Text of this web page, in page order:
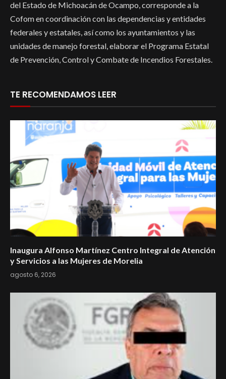
del Estado de Michoacán de Ocampo, corresponde a la
Cofom en coordinación con las dependencias y entidades
federales y estatales, así como los ayuntamientos y las
unidades de manejo forestal, elaborar el Programa Estatal
de Prevención, Control y Combate de Incendios Forestales.
TE RECOMENDAMOS LEER
Inaugura Alfonso Martínez Centro Integral de Atención
y Servicios a las Mujeres de Morelia
agosto 6, 2026